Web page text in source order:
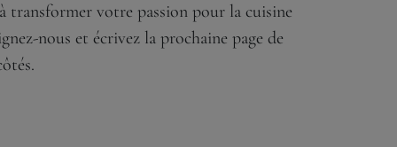
transformer votre passion pour la cuisine
nous et écrivez la prochaine page de